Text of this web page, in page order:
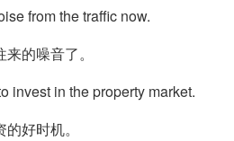
from the traffic now.
的噪音了。
invest in the property market.
好时机。